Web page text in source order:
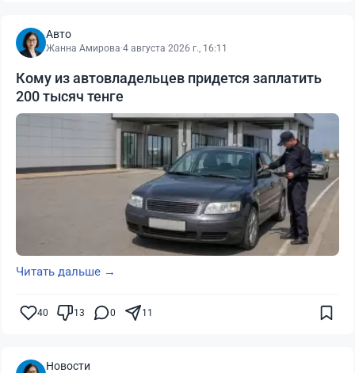
Авто
Жанна Амирова·4 августа 2026 г., 16:11
Кому из автовладельцев придется заплатить
200 тысяч тенге
Читать дальше →
40 13 0 11
Новости